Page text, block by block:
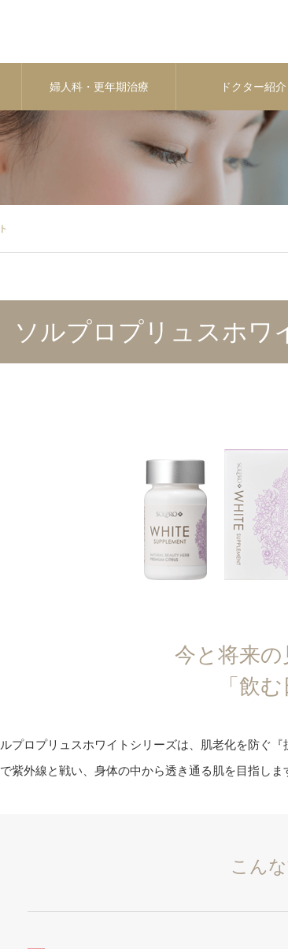
婦人科・更年期治療 ドクター紹介
ソルプロプリュスホワ
今と将来
「飲
プロプリュスホワイトシリーズは、肌老化を防ぐ
紫外線と戦い、身体の中から透き通る肌を目指しま
こん